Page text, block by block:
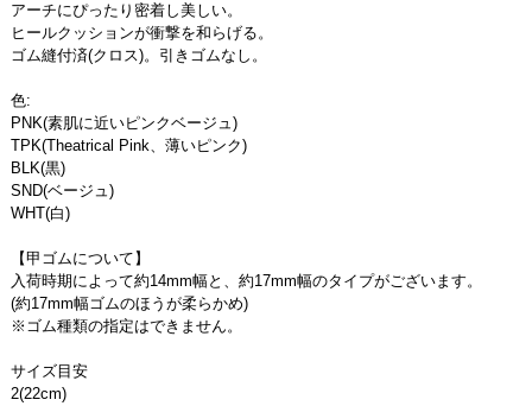
アーチにぴったり密着し美しい。
ヒールクッションが衝撃を和らげる。
ゴム縫付済(クロス)。引きゴムなし。
色:
PNK(素肌に近いピンクベージュ)
TPK(Theatrical Pink、薄いピンク)
BLK(黒)
SND(ベージュ)
WHT(白)
【甲ゴムについて】
入荷時期によって約14mm幅と、約17mm幅のタイプがございます。
(約17mm幅ゴムのほうが柔らかめ)
※ゴム種類の指定はできません。
サイズ目安
2(22cm)